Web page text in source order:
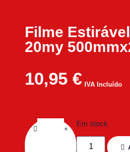
Filme
20my
10,95 € IVA Incluído
Em stock